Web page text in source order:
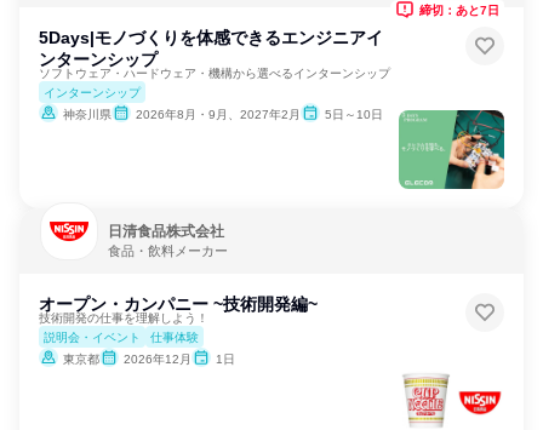
5Days|モノづくりを体感できるエンジニアイ
ンターンシップ
ソフトウェア・ハードウェア・機構から選べるインターンシップ
インターンシップ
神奈川県
2026年8月・9月、2027年2月 5日～10日
締切：あと7日
日清食品株式会社
食品・飲料メーカー
オープン・カンパニー ~技術開発編~
技術開発の仕事を理解しよう！
説明会・イベント
仕事体験
東京都
2026年12月 1日